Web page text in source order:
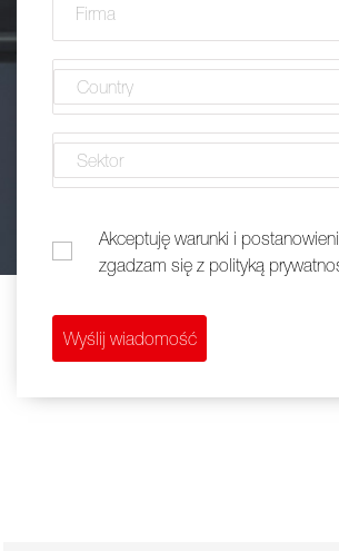
Kraj*
(required)
Sektor*
(required)
Akceptuję warunki i postanowienia
Akceptuję warunki i
zgadzam się z polityką
Wyślij wiadomość